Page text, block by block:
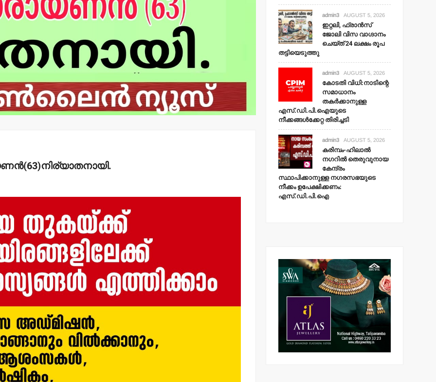
admin3 AUGUST 5, 2026
ഇറ്റലി, ഫ്രാന്‍സ്
ജോലി വിസ വാഗ്ദാനം
ചെയ്ത് 24 ലക്ഷം രൂപ
തട്ടിയെടുത്തു
admin3 AUGUST 5, 2026
കോടതി വിധി:നാടിന്റെ
സമാധാനം
തകര്‍ക്കാനുള്ള
എസ്.ഡി.പി.ഐയുടെ
നീക്കങ്ങള്‍ക്കേറ്റ തിരിച്ചടി
admin3 AUGUST 5, 2026
കരിമ്പം-ഹിലാല്‍
നഗറില്‍ തെരുവുനായ
കേന്ദ്രം
സ്ഥാപിക്കാനുള്ള നഗരസഭയുടെ
നീക്കം ഉപേക്ഷിക്കണം:
എസ്.ഡി.പി.ഐ